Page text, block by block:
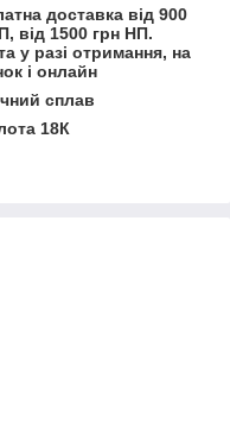
доставка від 900
від 1500 грн НП.
у разі отримання, на
і онлайн
сплав
18К